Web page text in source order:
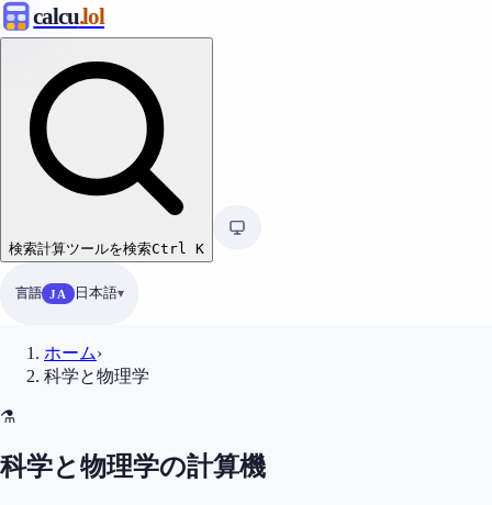
calcu.lol
検索計算ツールを検索Ctrl K
言語 JA 日本語
ホーム›
科学と物理学
⚗️
科学と物理学の計算機